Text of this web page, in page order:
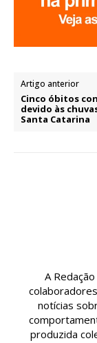
Artigo anterior
Cinco óbitos
devido às
Santa Catarina
A
notícias
produzida